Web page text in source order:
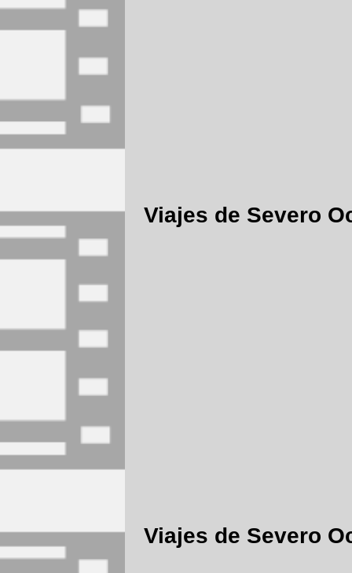
Viajes de Severo
Viajes de Severo